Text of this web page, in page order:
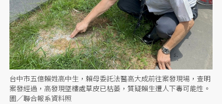
台中市五億賴姓高中生，賴母委託法醫高大成前往案發現場，查明
案發經過，高發現墜樓處草皮已枯萎，質疑賴生遭人下毒可能性。
圖／聯合報系資料照